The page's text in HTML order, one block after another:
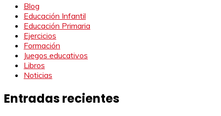
Blog
Educación Infantil
Educación Primaria
Ejercicios
Formación
Juegos educativos
Libros
Noticias
Entradas recientes